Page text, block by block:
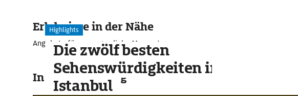
Erlebnisse in der Nähe
Angebote für unvergessliche Momente
In der Umgebung
Highlights
Die zwölf besten
Sehenswürdigkeiten in
Istanbul